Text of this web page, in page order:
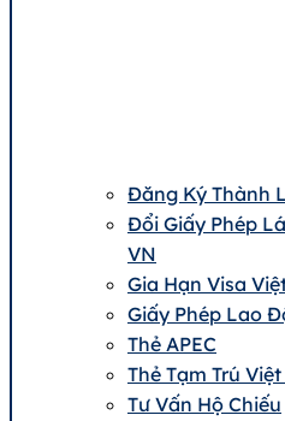
Đăng Ký Thành
Đổi Giấy Phép
VN
Gia Hạn Visa
Giấy Phép Lao
Thẻ APEC
Thẻ Tạm Trú
Tư Vấn Hộ Chiếu